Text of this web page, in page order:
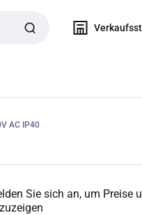
AC IP40
Sie sich an, um Preise